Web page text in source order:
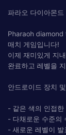
파라오 다이아몬드
Pharaoh diamond
매치 게임입니다!
이제 재미있게 지
완료하고 레벨을
안드로이드 장치
- 같은 색의 인접
- 다채로운 수준의
- 새로운 레벨이